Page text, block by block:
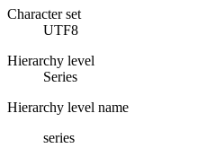
Character set
UTF8
Hierarchy level
Series
Hierarchy level name
series